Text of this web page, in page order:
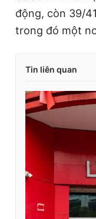
động, còn 39/
trong đó một
Tin liên quan